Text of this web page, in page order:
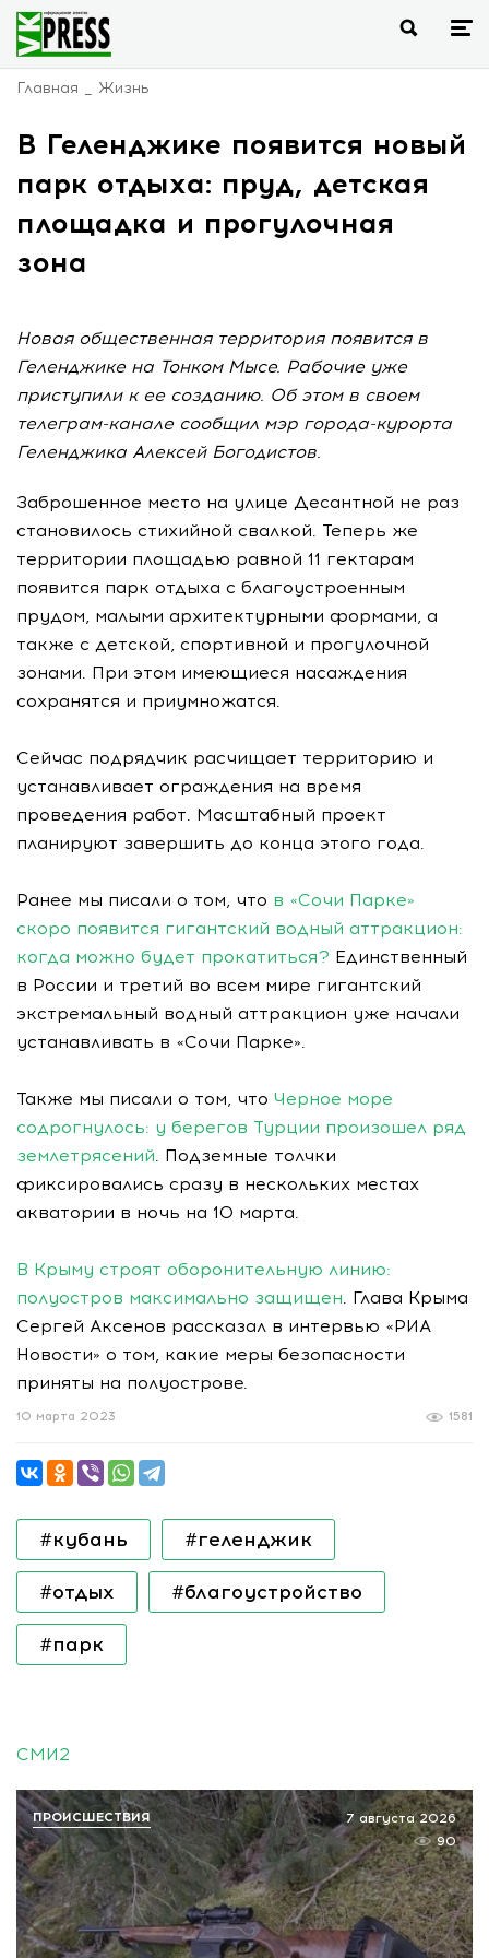
Главная Жизнь
В Геленджике появится новый
парк отдыха: пруд, детская
площадка и прогулочная
зона
Новая общественная территория появится в
Геленджике на Тонком Мысе. Рабочие уже
приступили к ее созданию. Об этом в своем
телеграм-канале сообщил мэр города-курорта
Геленджика Алексей Богодистов.
Заброшенное место на улице Десантной не раз
становилось стихийной свалкой. Теперь же
территории площадью равной 11 гектарам
появится парк отдыха с благоустроенным
прудом, малыми архитектурными формами, а
также с детской, спортивной и прогулочной
зонами. При этом имеющиеся насаждения
сохранятся и приумножатся.
Сейчас подрядчик расчищает территорию и
устанавливает ограждения на время
проведения работ. Масштабный проект
планируют завершить до конца этого года.
Ранее мы писали о том, что в «Сочи Парке»
скоро появится гигантский водный аттракцион:
когда можно будет прокатиться? Единственный
в России и третий во всем мире гигантский
экстремальный водный аттракцион уже начали
устанавливать в «Сочи Парке».
Также мы писали о том, что Черное море
содрогнулось: у берегов Турции произошел ряд
землетрясений. Подземные толчки
фиксировались сразу в нескольких местах
акватории в ночь на 10 марта.
В Крыму строят оборонительную линию:
полуостров максимально защищен. Глава Крыма
Сергей Аксенов рассказал в интервью «РИА
Новости» о том, какие меры безопасности
приняты на полуострове.
1581
10 марта 2023
#кубань #геленджик
#отдых #благоустройство
#парк
СМИ2
7 августа 2026
90
ПРОИСШЕСТВИЯ